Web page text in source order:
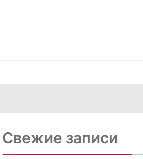
Свежие записи